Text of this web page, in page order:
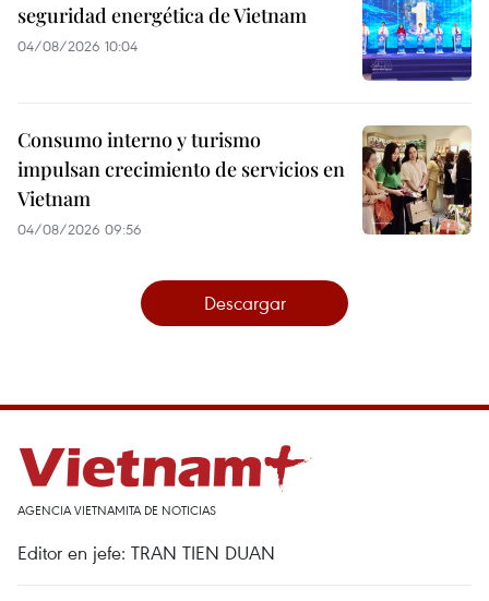
seguridad energética de Vietnam
04/08/2026 10:04
Consumo interno y turismo
impulsan crecimiento de servicios en
Vietnam
04/08/2026 09:56
Descargar
AGENCIA VIETNAMITA DE NOTICIAS
Editor en jefe: TRAN TIEN DUAN